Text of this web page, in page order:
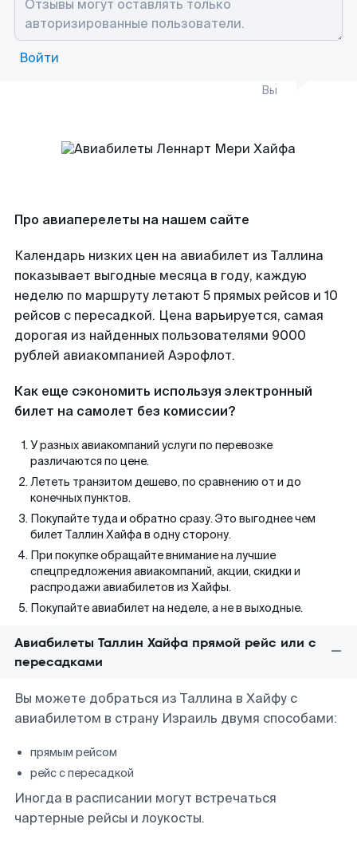
Войти
Вы
Про авиаперелеты на нашем сайте
Календарь низких цен на авиабилет из Таллина
показывает выгодные месяца в году, каждую
неделю по маршруту летают 5 прямых рейсов и 10
рейсов с пересадкой. Цена варьируется, самая
дорогая из найденных пользователями 9000
рублей авиакомпанией Аэрофлот.
Как еще сэкономить используя электронный
билет на самолет без комиссии?
У разных авиакомпаний услуги по перевозке
различаются по цене.
Лететь транзитом дешево, по сравнению от и до
конечных пунктов.
Покупайте туда и обратно сразу. Это выгоднее чем
билет Таллин Хайфа в одну сторону.
При покупке обращайте внимание на лучшие
спецпредложения авиакомпаний, акции, скидки и
распродажи авиабилетов из Хайфы.
Покупайте авиабилет на неделе, а не в выходные.
Авиабилеты Таллин Хайфа прямой рейс или с
пересадками
Вы можете добраться из Таллина в Хайфу с
авиабилетом в страну Израиль двумя способами:
прямым рейсом
рейс с пересадкой
Иногда в расписании могут встречаться
чартерные рейсы и лоукосты.